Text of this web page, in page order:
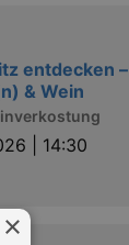
entdecken –
& Wein
| 14:30
×